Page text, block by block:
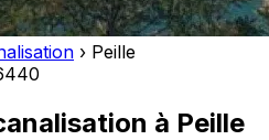
› Peille
à Peille